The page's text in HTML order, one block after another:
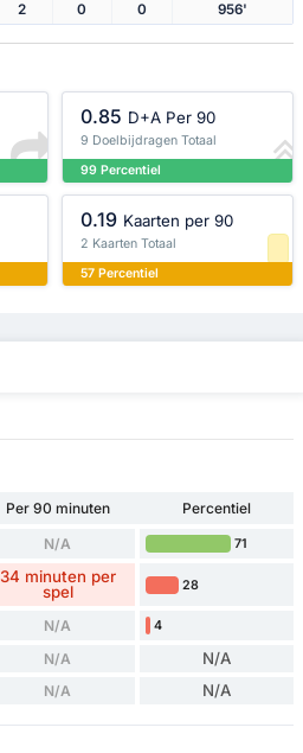
2 0 0 956'
0.85 D+A Per 90
9 Doelbijdragen Totaal
99 Percentiel
0.19 Kaarten per 90
2 Kaarten Totaal
57 Percentiel
Per 90 minuten
Percentiel
N/A 71
34 minuten per
spel
28
N/A 4
N/A N/A
N/A N/A